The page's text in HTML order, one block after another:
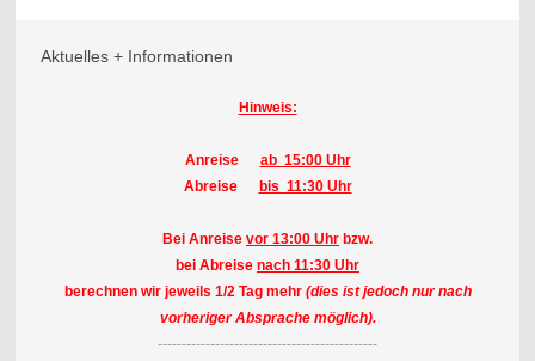
Aktuelles + Informationen
Hinweis:
Anreise ab 15:00 Uhr
Abreise
bis 11:30 Uhr
Bei Anreise vor 13:00 Uhr bzw.
bei Abreise nach 11:30 Uhr
berechnen wir jeweils 1/2 Tag mehr (dies ist jedoch nur nach
vorheriger Absprache möglich).
----------------------------------------------